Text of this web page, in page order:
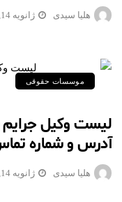
هلیا سیدی ژانویه 14, 2024
موسسات حقوقی
لیست وکیل جرایم
آدرس و شماره
هلیا سیدی ژانویه 14, 2024